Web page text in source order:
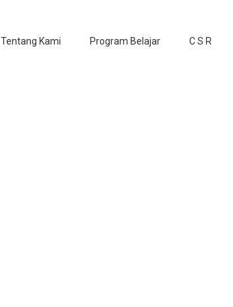
Tentang Kami Program Belajar C S R